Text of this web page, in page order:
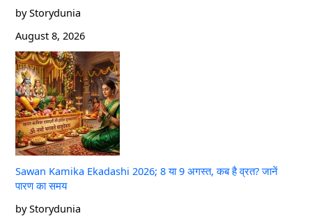
by Storydunia
August 8, 2026
Sawan Kamika Ekadashi 2026; 8 या 9 अगस्त, कब है व्रत? जानें
पारण का समय
by Storydunia